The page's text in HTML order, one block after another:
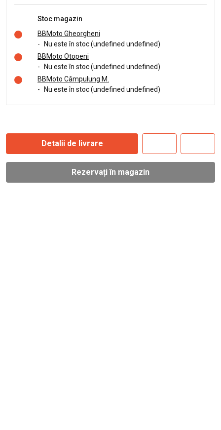
Stoc magazin
BBMoto Gheorgheni
-
Nu este în stoc (undefined undefined)
BBMoto Otopeni
-
Nu este în stoc (undefined undefined)
BBMoto Câmpulung M.
-
Nu este în stoc (undefined undefined)
Detalii de livrare
Rezervați în magazin